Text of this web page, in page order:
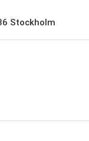
Stockholm